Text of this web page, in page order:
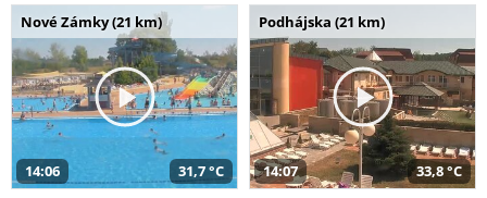
Nové Zámky (21 km)
14:06 31,7 °C
Podhájska (21 km)
14:07 33,8 °C